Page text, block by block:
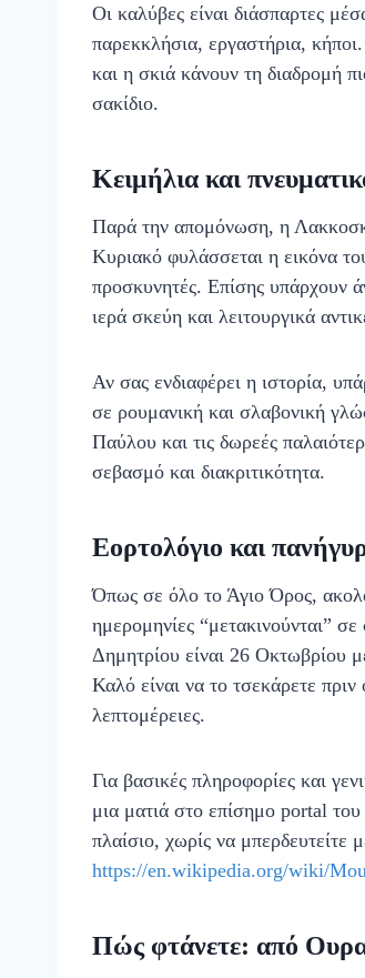
Οι καλύβες είναι διάσπαρτες
παρεκκλήσια, εργαστήρια,
και η σκιά κάνουν τη διαδρομή
σακίδιο.
Κειμήλια και
Παρά την απομόνωση, η
Κυριακό φυλάσσεται η εικόνα
προσκυνητές. Επίσης υπάρχουν
ιερά σκεύη και λειτουργικά
Αν σας ενδιαφέρει η ιστορία,
σε ρουμανική και σλαβονική
Παύλου και τις δωρεές
σεβασμό και διακριτικότητα.
Εορτολόγιο και
Όπως σε όλο το Άγιο Όρος,
ημερομηνίες “μετακινούνται”
Δημητρίου είναι 26 Οκτωβρίου
Καλό είναι να το τσεκάρετε
λεπτομέρειες.
Για βασικές πληροφορίες και
μια ματιά στο επίσημο portal
πλαίσιο, χωρίς να
https://en.wikipedia.org/wiki/
Πώς φτάνετε: από